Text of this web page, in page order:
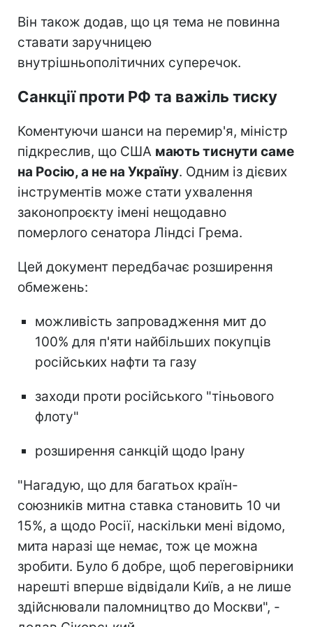
Він також додав, що ця тема не повинна
ставати заручницею
внутрішньополітичних суперечок.
Санкції проти РФ та важіль тиску
Коментуючи шанси на перемир'я, міністр
підкреслив, що США мають тиснути саме
на Росію, а не на Україну. Одним із дієвих
інструментів може стати ухвалення
законопроєкту імені нещодавно
померлого сенатора Ліндсі Грема.
Цей документ передбачає розширення
обмежень:
можливість запровадження мит до
100% для п'яти найбільших покупців
російських нафти та газу
заходи проти російського "тіньового
флоту"
розширення санкцій щодо Ірану
"Нагадую, що для багатьох країн-
союзників митна ставка становить 10 чи
15%, а щодо Росії, наскільки мені відомо,
мита наразі ще немає, тож це можна
зробити. Було б добре, щоб переговірники
нарешті вперше відвідали Київ, а не лише
здійснювали паломництво до Москви", -